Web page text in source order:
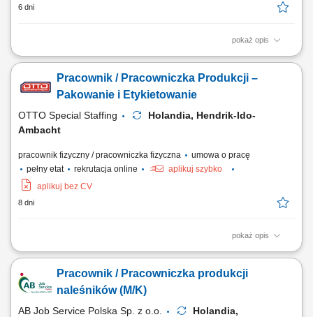
6 dni
pokaż opis
Opis stanowiska Pakowanie i przygotowanie produktów do dalszej
obowiązującymi procedurami jakościowymi; Kontrola poprawności
procesu pakowania i zgodności produktów; Przygotowywanie
Pracownik / Pracowniczka Produkcji –
Pakowanie i Etykietowanie
OTTO Special Staffing
Holandia, Hendrik-Ido-
Ambacht
pracownik fizyczny / pracowniczka fizyczna
umowa o pracę
pełny etat
rekrutacja online
aplikuj szybko
aplikuj bez CV
8 dni
pokaż opis
Opis stanowiska Realizacja procesu pakowania produktów w
poprawności etykietowania opakowań (butelki, tuby, pudełka) zgodnie z
instrukcjami; Przygotowanie gotowych wyrobów do wysyłki na rynki
Pracownik / Pracowniczka produkcji
naleśników (M/K)
AB Job Service Polska Sp. z o.o.
Holandia,